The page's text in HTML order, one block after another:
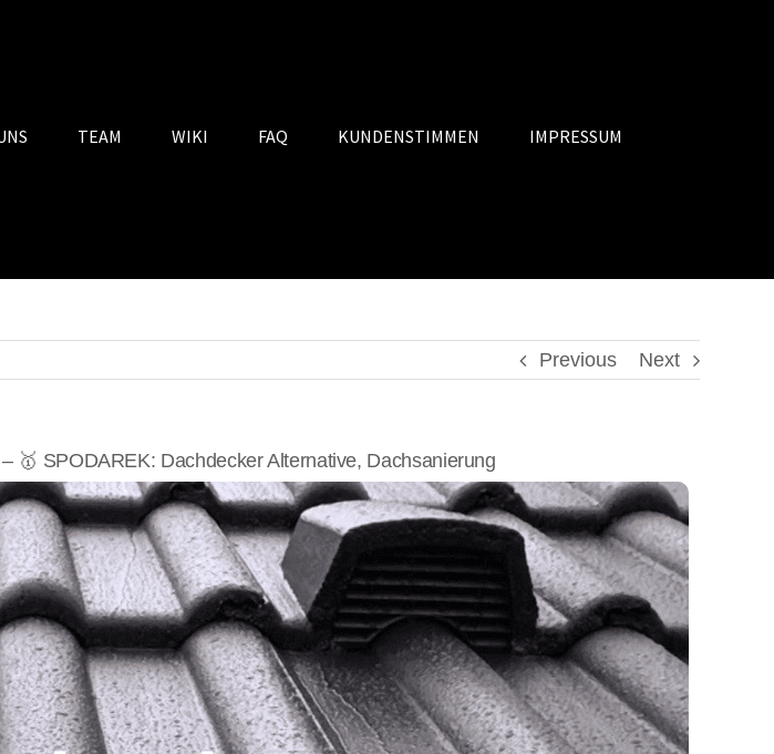
TEAM WIKI FAQ KUNDENSTIMMEN IMPRESSUM
Previous Next
🥇 SPODAREK: Dachdecker Alternative, Dachsanierung